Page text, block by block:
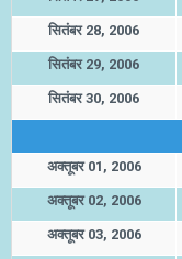
सितंबर 28, 2006
सितंबर 29, 2006
सितंबर 30, 2006
अक्तूबर 01, 2006
अक्तूबर 02, 2006
अक्तूबर 03, 2006